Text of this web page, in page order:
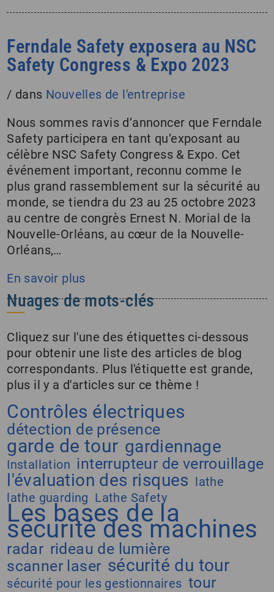
Ferndale Safety exposera au NSC
Safety Congress & Expo 2023
/ dans Nouvelles de l'entreprise
Nous sommes ravis d’annoncer que Ferndale
Safety participera en tant qu’exposant au
célèbre NSC Safety Congress & Expo. Cet
événement important, reconnu comme le
plus grand rassemblement sur la sécurité au
monde, se tiendra du 23 au 25 octobre 2023
au centre de congrès Ernest N. Morial de la
Nouvelle-Orléans, au cœur de la Nouvelle-
Orléans,…
En savoir plus
Nuages de mots-clés
Cliquez sur l'une des étiquettes ci-dessous
pour obtenir une liste des articles de blog
correspondants. Plus l'étiquette est grande,
plus il y a d'articles sur ce thème !
Contrôles électriques
détection de présence
garde de tour gardiennage
Installation interrupteur de verrouillage
l'évaluation des risques lathe
lathe guarding Lathe Safety
Les bases de la
sécurité des machines
radar rideau de lumière
scanner laser sécurité du tour
sécurité pour les gestionnaires tour